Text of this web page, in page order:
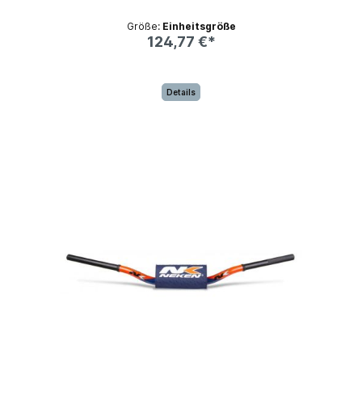
Größe: Einheitsgröße
124,77 €*
Details